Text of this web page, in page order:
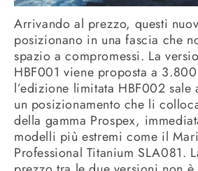
Arrivando al prezzo, questi
posizionano in una fascia che
spazio a compromessi. La
HBF001 viene proposta a
l’edizione limitata HBF002
un posizionamento che li
della gamma Prospex,
modelli più estremi come il
Professional Titanium SLA081.